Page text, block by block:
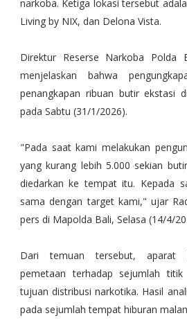
narkoba. Ketiga lokasi tersebut
Living by NIX, dan Delona Vista.
Direktur Reserse Narkoba Polda
menjelaskan bahwa
penangkapan ribuan butir ekstasi
pada Sabtu (31/1/2026).
"Pada saat kami melakukan
yang kurang lebih 5.000 sekian
diedarkan ke tempat itu. Kepada
sama dengan target kami," ujar
pers di Mapolda Bali, Selasa (14/4/
Dari temuan tersebut, aparat
pemetaan terhadap sejumlah
tujuan distribusi narkotika. Hasil
pada sejumlah tempat hiburan